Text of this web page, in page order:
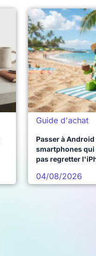
Guide d'achat
Passer à
smartphones
pas regretter
04/08/2026